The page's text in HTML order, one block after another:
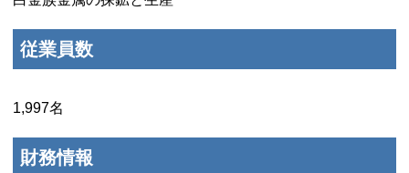
従業員数
1,997名
財務情報